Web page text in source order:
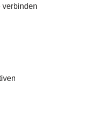
verbinden